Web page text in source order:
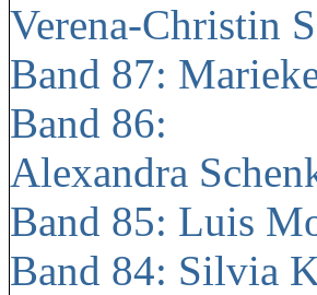
Verena-Christin
Band 87:
Band 86:
Alexandra
Band 85: Luis
Band 84: Silvia